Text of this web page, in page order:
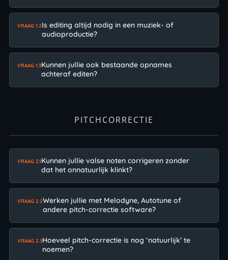
VRAAG 1.2Is editing altijd nodig in een muziek- of
audioproductie?
VRAAG 1.3Kunnen jullie ook bestaande opnames
achteraf editen?
PITCHCORRECTIE
VRAAG 2.1Kunnen jullie valse noten corrigeren zonder
dat het onnatuurlijk klinkt?
VRAAG 2.2Werken jullie met Melodyne, Autotune of
andere pitch-correctie software?
VRAAG 2.3Hoeveel pitch-correctie is nog ‘natuurlijk’ te
noemen?